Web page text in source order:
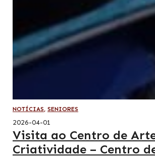
NOTÍCIAS, SENIORES
2026-04-01
Visita ao Centro de
Criatividade – Centro